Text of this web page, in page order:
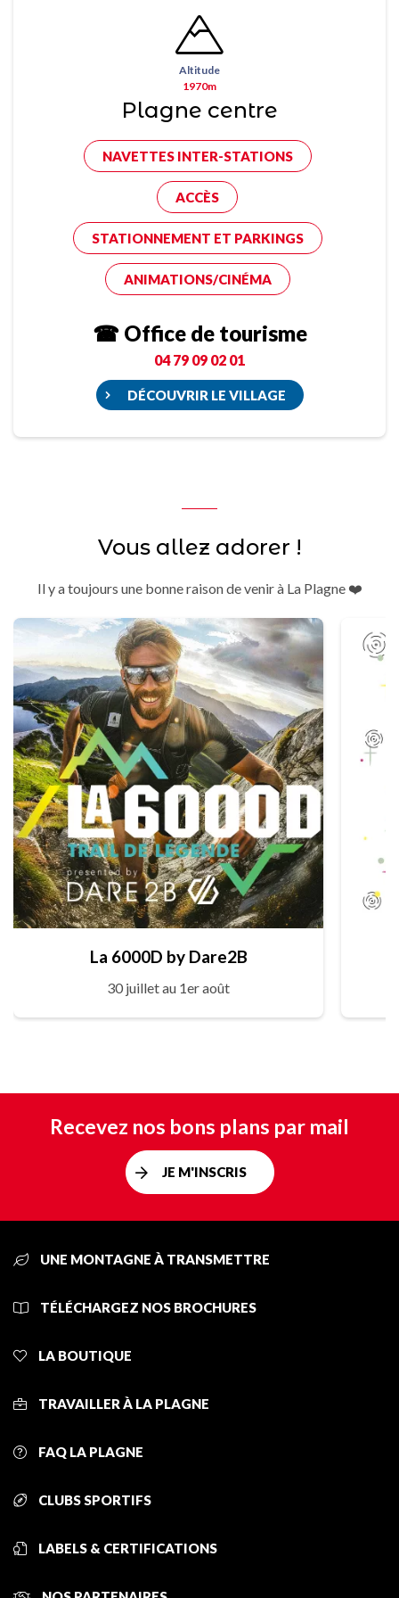
Altitude
1970m
Plagne centre
NAVETTES INTER-STATIONS
ACCÈS
STATIONNEMENT ET PARKINGS
ANIMATIONS/CINÉMA
☎ Office de tourisme
04 79 09 02 01
DÉCOUVRIR LE VILLAGE
Vous allez adorer !
Il y a toujours une bonne raison de venir à La Plagne ❤️
La 6000D by Dare2B
30 juillet au 1er août
Recevez nos bons plans par mail
JE M'INSCRIS
UNE MONTAGNE À TRANSMETTRE
TÉLÉCHARGEZ NOS BROCHURES
LA BOUTIQUE
TRAVAILLER À LA PLAGNE
FAQ LA PLAGNE
CLUBS SPORTIFS
LABELS & CERTIFICATIONS